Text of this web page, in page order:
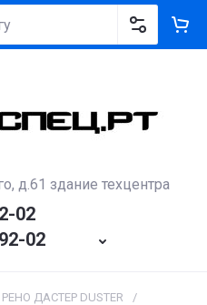
д.61 здание техцентра
02
02
РЕНО ДАСТЕР DUSTER
/